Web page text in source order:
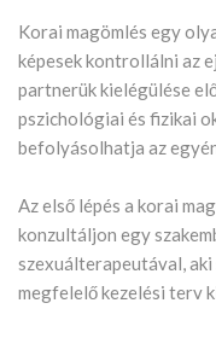
Korai magömlés egy
képesek kontrollálni az
partnerük kielégülése
pszichológiai és fizikai
befolyásolhatja az
Az első lépés a korai
konzultáljon egy
szexuálterapeutával,
megfelelő kezelési terv